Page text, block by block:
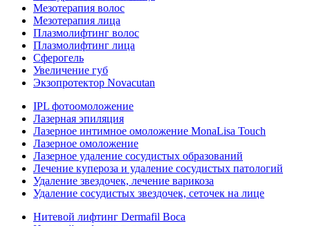
Мезотерапия волос
Мезотерапия лица
Плазмолифтинг волос
Плазмолифтинг лица
Сферогель
Увеличение губ
Экзопротектор Novacutan
IPL фотоомоложение
Лазерная эпиляция
Лазерное интимное омоложение MonaLisa Touch
Лазерное омоложение
Лазерное удаление сосудистых образований
Лечение купероза и удаление сосудистых патологий
Удаление звездочек, лечение варикоза
Удаление сосудистых звездочек, сеточек на лице
Нитевой лифтинг Dermafil Boca